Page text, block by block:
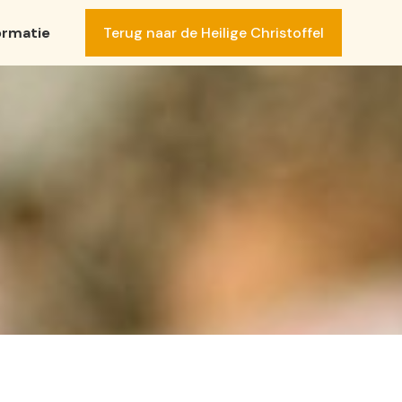
Terug naar de Heilige Christoffel
SLUIT